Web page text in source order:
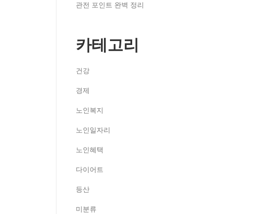
관전 포인트 완벽 정리
카테고리
건강
경제
노인복지
노인일자리
노인혜택
다이어트
등산
미분류